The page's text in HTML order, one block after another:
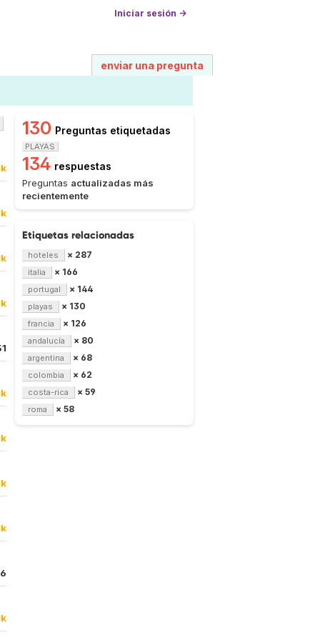
Iniciar sesión →
enviar una pregunta
130 Preguntas etiquetadas
PLAYAS
134 respuestas
Preguntas actualizadas más
recientemente
Etiquetas relacionadas
hoteles × 287
italia × 166
portugal × 144
playas × 130
francia × 126
andalucía × 80
argentina × 68
colombia × 62
costa-rica × 59
roma × 58